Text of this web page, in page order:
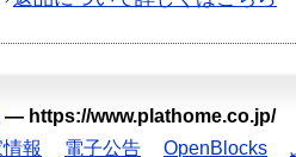
— https://www.plathome.co.jp/
報 電子公告 OpenBlocks